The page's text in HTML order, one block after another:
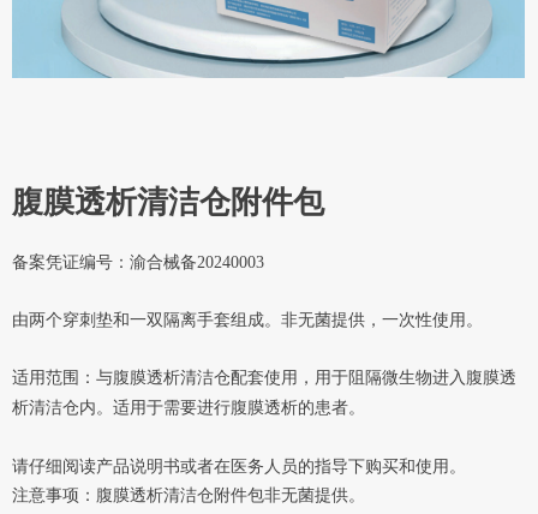
腹膜透析清洁仓附件包
备案凭证编号：渝合械备20240003
由两个穿刺垫和一双隔离手套组成。非无菌提供，一次性使用。
适用范围： 与腹膜透析清洁仓配套使用，用于阻隔微生物进入腹膜透
析清洁仓内。适用于需要进行腹膜透析的患者。
请仔细阅读产品说明书或者在医务人员的指导下购买和使用。
注意事项：腹膜透析清洁仓附件包非无菌提供。